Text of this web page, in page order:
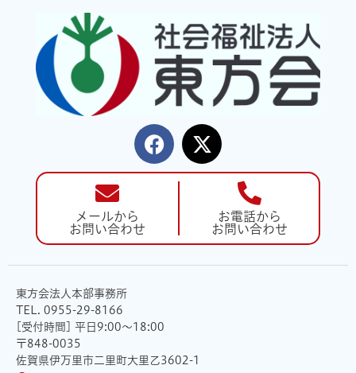
メールから
お問い合わせ
お電話から
お問い合わせ
東方会法人本部事務所
TEL. 0955-29-8166
[受付時間] 平日9:00〜18:00
〒848-0035
佐賀県伊万里市二里町大里乙3602-1